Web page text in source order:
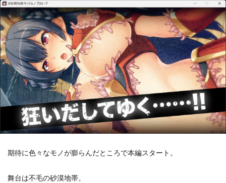
期待に色々なモノが膨らんだところで本編スタート。
舞台は不毛の砂漠地帯。